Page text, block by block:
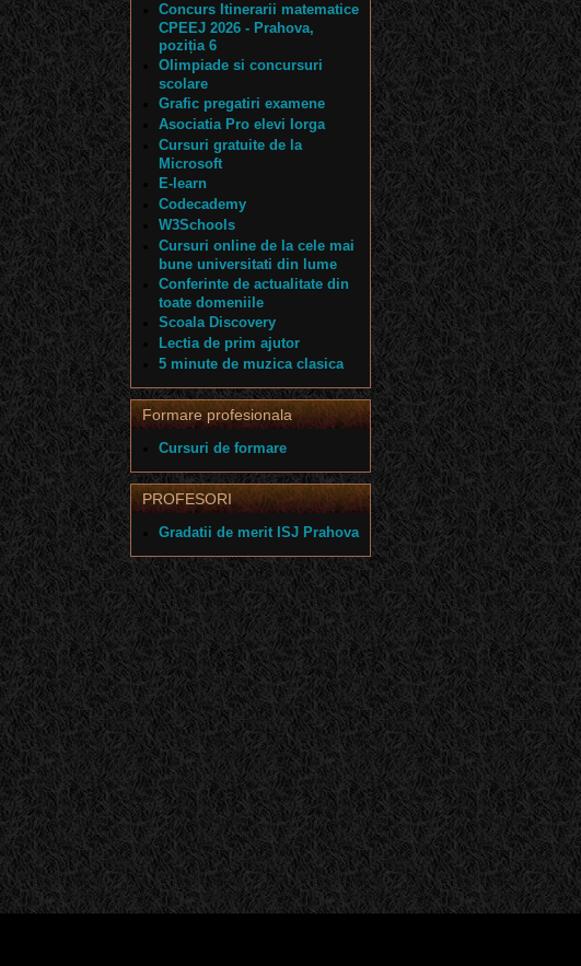
Concurs Itinerarii matematice
CPEEJ 2026 - Prahova,
poziția 6
Olimpiade si concursuri
scolare
Grafic pregatiri examene
Asociatia Pro elevi Iorga
Cursuri gratuite de la
Microsoft
E-learn
Codecademy
W3Schools
Cursuri online de la cele mai
bune universitati din lume
Conferinte de actualitate din
toate domeniile
Scoala Discovery
Lectia de prim ajutor
5 minute de muzica clasica
Formare profesionala
Cursuri de formare
PROFESORI
Gradatii de merit ISJ Prahova